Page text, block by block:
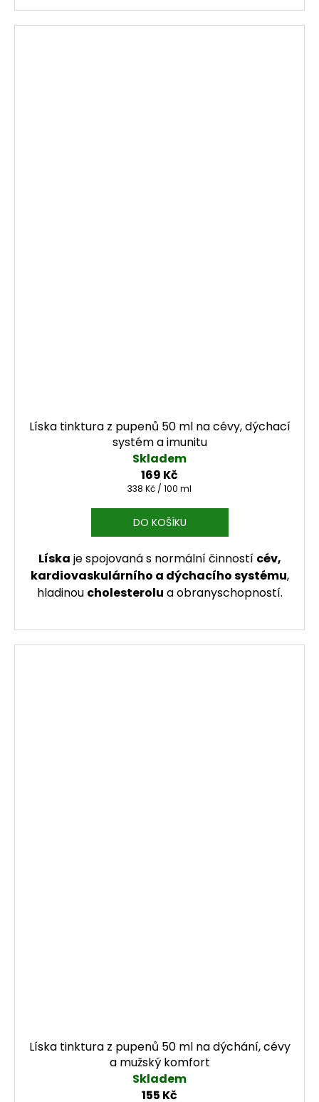
Líska tinktura z pupenů 50 ml na cévy, dýchací
systém a imunitu
Skladem
169 Kč
Měrná cena:
338 Kč / 100 ml
DO KOŠÍKU
Líska je spojovaná s normální činností cév,
kardiovaskulárního a dýchacího systému,
hladinou cholesterolu a obranyschopností.
Líska tinktura z pupenů 50 ml na dýchání, cévy
a mužský komfort
Skladem
155 Kč